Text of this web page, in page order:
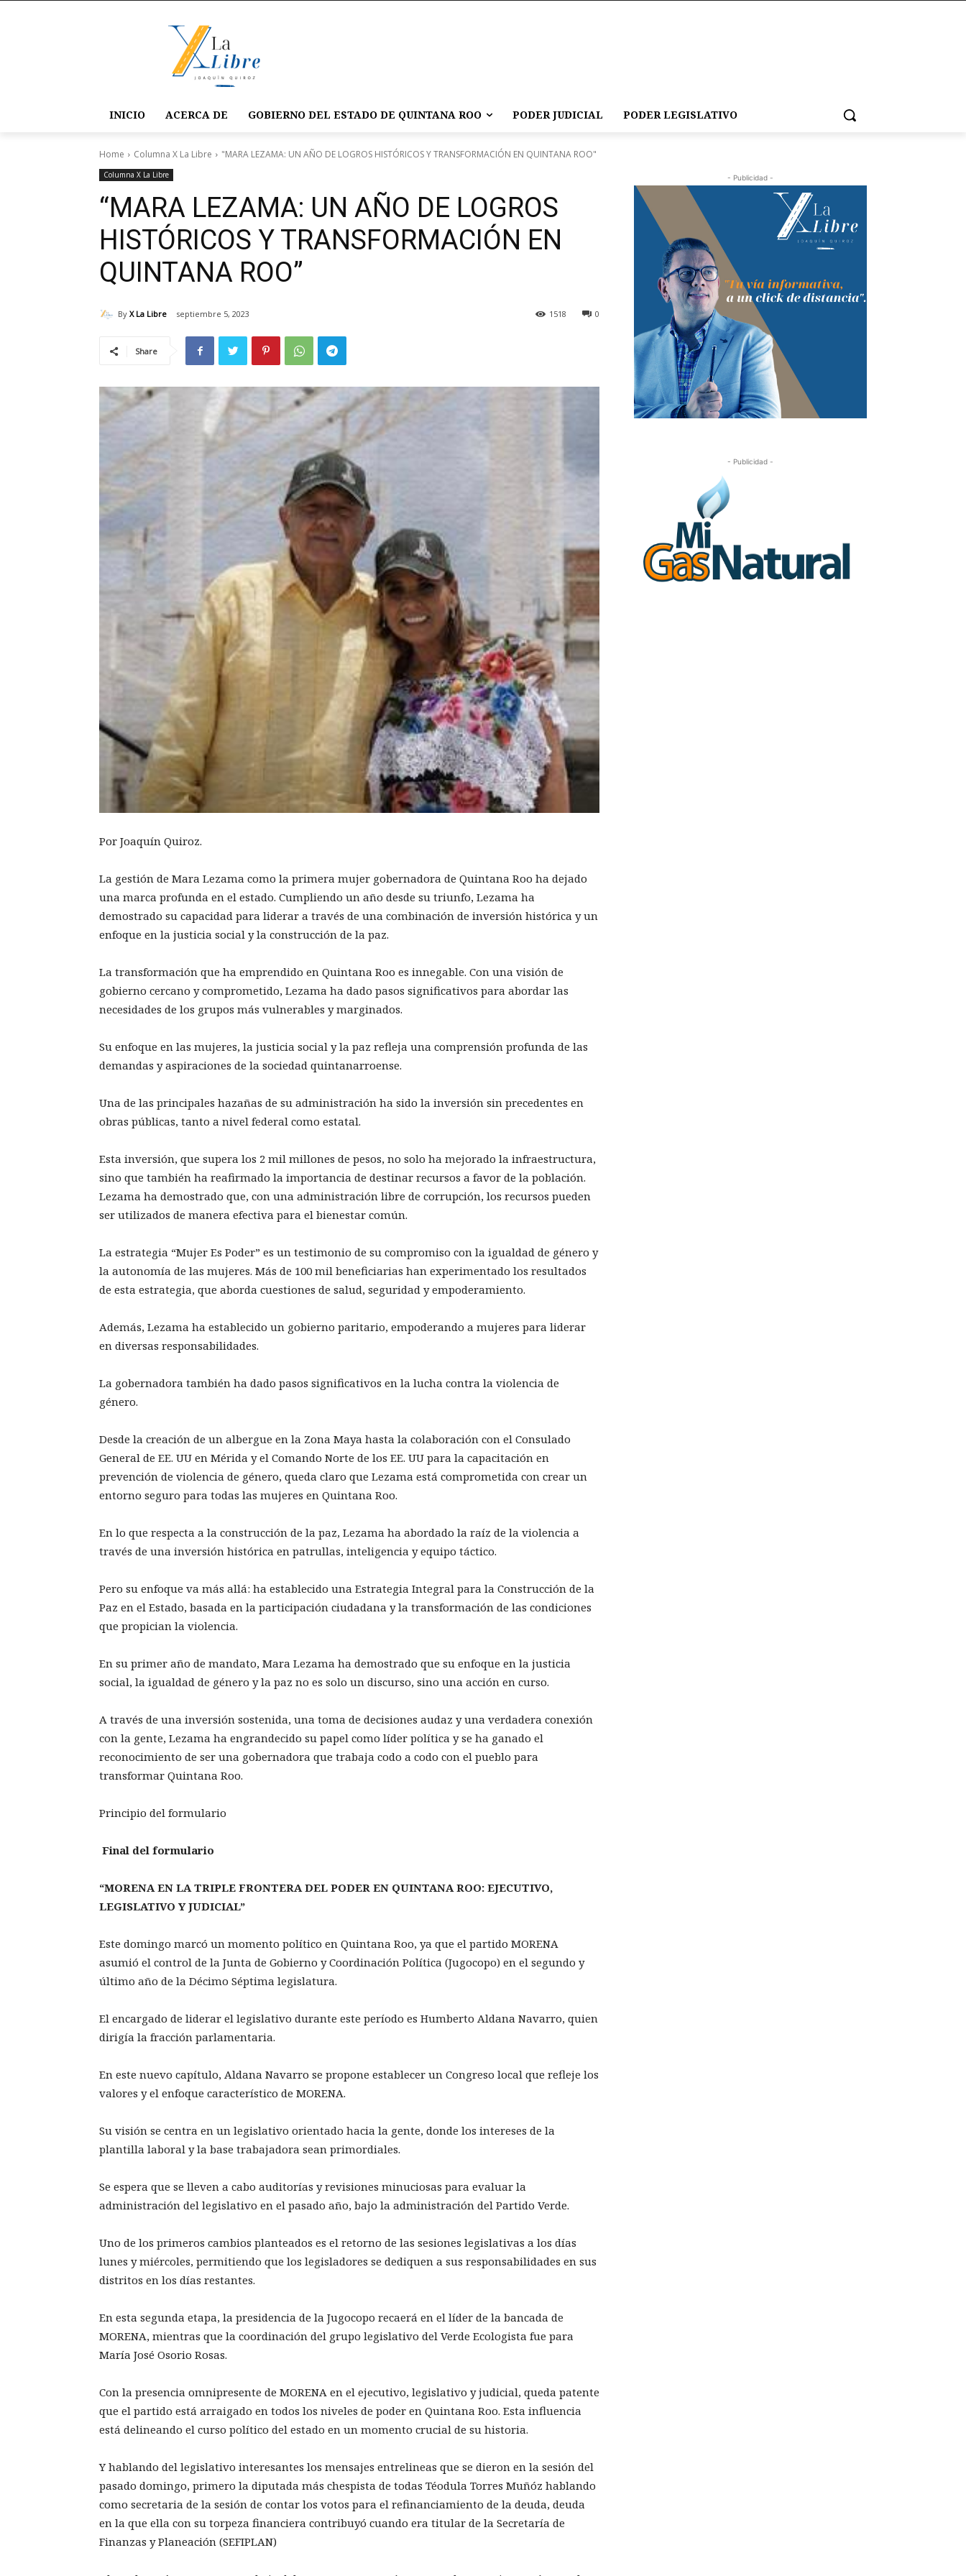
INICIO ACERCA DE GOBIERNO DEL ESTADO DE QUINTANA ROO PODER JUDICIAL PODER LEGISLATIVO
Home Columna X La Libre "MARA LEZAMA: UN AÑO DE LOGROS HISTÓRICOS Y TRANSFORMACIÓN EN QUINTANA ROO"
Columna X La Libre
“MARA LEZAMA: UN AÑO DE LOGROS
HISTÓRICOS Y TRANSFORMACIÓN EN
QUINTANA ROO”
By X La Libre septiembre 5, 2023 0
1518
Share
Por Joaquín Quiroz.
La gestión de Mara Lezama como la primera mujer gobernadora de Quintana Roo ha dejado
una marca profunda en el estado. Cumpliendo un año desde su triunfo, Lezama ha
demostrado su capacidad para liderar a través de una combinación de inversión histórica y un
enfoque en la justicia social y la construcción de la paz.
La transformación que ha emprendido en Quintana Roo es innegable. Con una visión de
gobierno cercano y comprometido, Lezama ha dado pasos significativos para abordar las
necesidades de los grupos más vulnerables y marginados.
Su enfoque en las mujeres, la justicia social y la paz refleja una comprensión profunda de las
demandas y aspiraciones de la sociedad quintanarroense.
Una de las principales hazañas de su administración ha sido la inversión sin precedentes en
obras públicas, tanto a nivel federal como estatal.
Esta inversión, que supera los 2 mil millones de pesos, no solo ha mejorado la infraestructura,
sino que también ha reafirmado la importancia de destinar recursos a favor de la población.
Lezama ha demostrado que, con una administración libre de corrupción, los recursos pueden
ser utilizados de manera efectiva para el bienestar común.
La estrategia “Mujer Es Poder” es un testimonio de su compromiso con la igualdad de género y
la autonomía de las mujeres. Más de 100 mil beneficiarias han experimentado los resultados
de esta estrategia, que aborda cuestiones de salud, seguridad y empoderamiento.
Además, Lezama ha establecido un gobierno paritario, empoderando a mujeres para liderar
en diversas responsabilidades.
La gobernadora también ha dado pasos significativos en la lucha contra la violencia de
género.
Desde la creación de un albergue en la Zona Maya hasta la colaboración con el Consulado
General de EE. UU en Mérida y el Comando Norte de los EE. UU para la capacitación en
prevención de violencia de género, queda claro que Lezama está comprometida con crear un
entorno seguro para todas las mujeres en Quintana Roo.
En lo que respecta a la construcción de la paz, Lezama ha abordado la raíz de la violencia a
través de una inversión histórica en patrullas, inteligencia y equipo táctico.
Pero su enfoque va más allá: ha establecido una Estrategia Integral para la Construcción de la
Paz en el Estado, basada en la participación ciudadana y la transformación de las condiciones
que propician la violencia.
En su primer año de mandato, Mara Lezama ha demostrado que su enfoque en la justicia
social, la igualdad de género y la paz no es solo un discurso, sino una acción en curso.
A través de una inversión sostenida, una toma de decisiones audaz y una verdadera conexión
con la gente, Lezama ha engrandecido su papel como líder política y se ha ganado el
reconocimiento de ser una gobernadora que trabaja codo a codo con el pueblo para
transformar Quintana Roo.
Principio del formulario
Final del formulario
“MORENA EN LA TRIPLE FRONTERA DEL PODER EN QUINTANA ROO: EJECUTIVO,
LEGISLATIVO Y JUDICIAL”
Este domingo marcó un momento político en Quintana Roo, ya que el partido MORENA
asumió el control de la Junta de Gobierno y Coordinación Política (Jugocopo) en el segundo y
último año de la Décimo Séptima legislatura.
El encargado de liderar el legislativo durante este período es Humberto Aldana Navarro, quien
dirigía la fracción parlamentaria.
En este nuevo capítulo, Aldana Navarro se propone establecer un Congreso local que refleje los
valores y el enfoque característico de MORENA.
Su visión se centra en un legislativo orientado hacia la gente, donde los intereses de la
plantilla laboral y la base trabajadora sean primordiales.
Se espera que se lleven a cabo auditorías y revisiones minuciosas para evaluar la
administración del legislativo en el pasado año, bajo la administración del Partido Verde.
Uno de los primeros cambios planteados es el retorno de las sesiones legislativas a los días
lunes y miércoles, permitiendo que los legisladores se dediquen a sus responsabilidades en sus
distritos en los días restantes.
En esta segunda etapa, la presidencia de la Jugocopo recaerá en el líder de la bancada de
MORENA, mientras que la coordinación del grupo legislativo del Verde Ecologista fue para
María José Osorio Rosas.
Con la presencia omnipresente de MORENA en el ejecutivo, legislativo y judicial, queda patente
que el partido está arraigado en todos los niveles de poder en Quintana Roo. Esta influencia
está delineando el curso político del estado en un momento crucial de su historia.
Y hablando del legislativo interesantes los mensajes entrelineas que se dieron en la sesión del
pasado domingo, primero la diputada más chespista de todas Téodula Torres Muñóz hablando
como secretaria de la sesión de contar los votos para el refinanciamiento de la deuda, deuda
en la que ella con su torpeza financiera contribuyó cuando era titular de la Secretaría de
Finanzas y Planeación (SEFIPLAN)
- Publicidad -
- Publicidad -